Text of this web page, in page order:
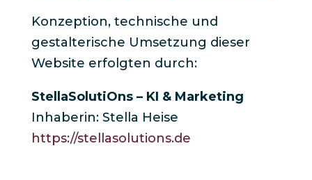
Konzeption, technische und
gestalterische Umsetzung dieser
Website erfolgten durch:
StellaSolutiOns – KI & Marketing
Inhaberin: Stella Heise
https://stellasolutions.de